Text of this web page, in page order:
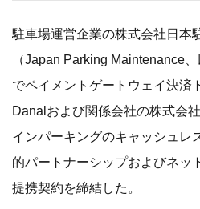
駐車場運営企業の株式会社日本
（Japan Parking Maintenance
でペイメントゲートウェイ決済
Danalおよび関係会社の株式会
インパーキングのキャッシュレ
的パートナーシップおよびネッ
提携契約を締結した。